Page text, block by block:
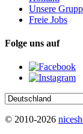
Unsere
Freie Jobs
Folge uns auf
© 2010-2026